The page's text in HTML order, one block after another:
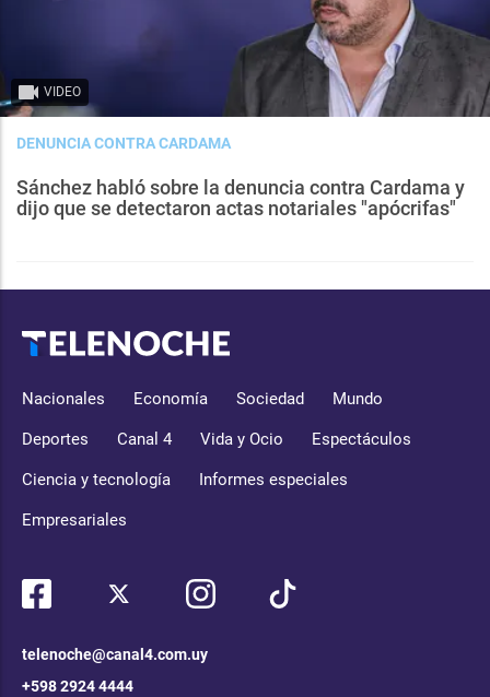
VIDEO
DENUNCIA CONTRA CARDAMA
Sánchez habló sobre la denuncia contra Cardama y
dijo que se detectaron actas notariales "apócrifas"
Nacionales Economía Sociedad Mundo
Deportes Canal 4 Vida y Ocio Espectáculos
Ciencia y tecnología Informes especiales
Empresariales
telenoche@canal4.com.uy
+598 2924 4444